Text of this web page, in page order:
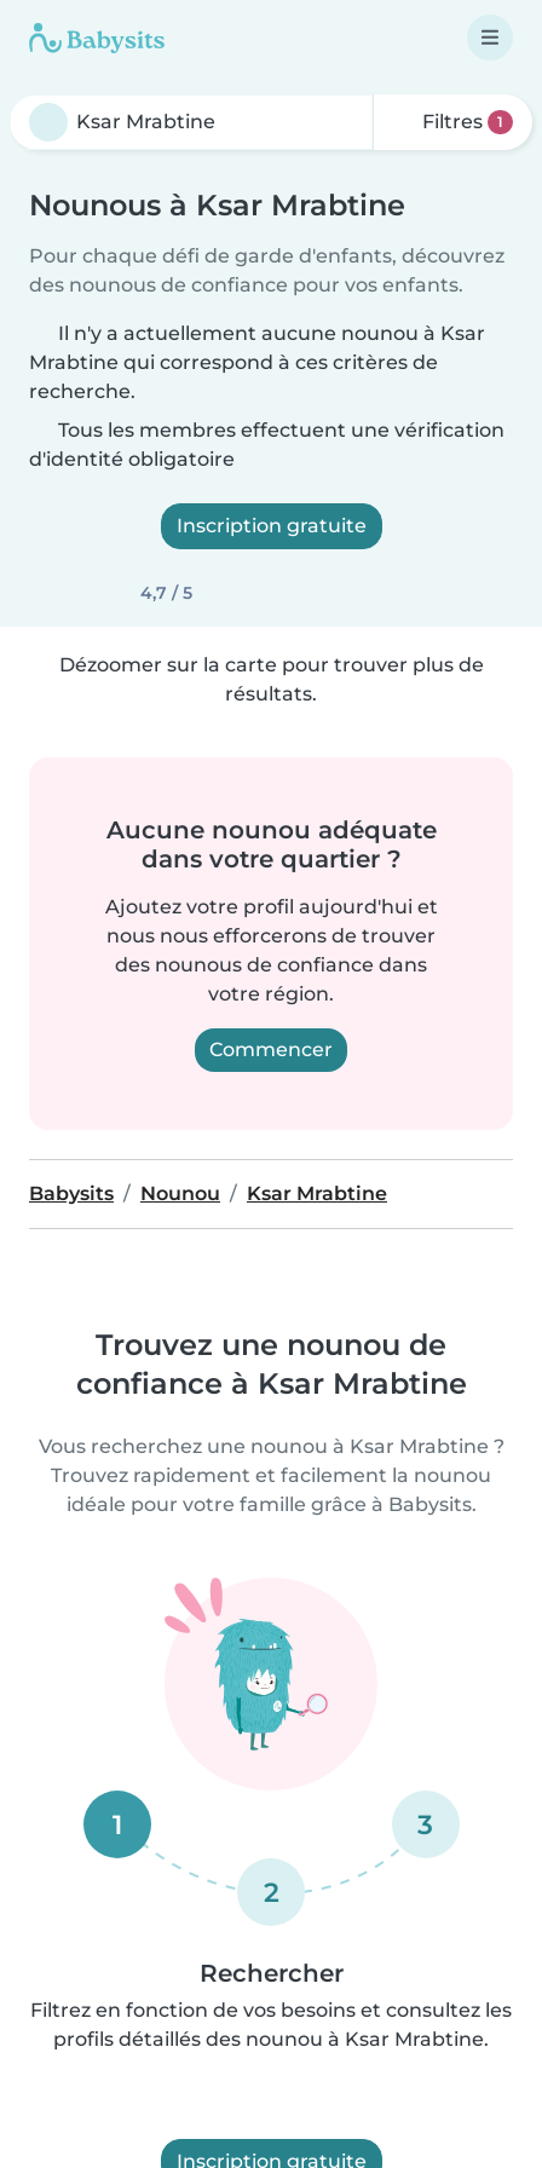
Filtres 1
Nounous à Ksar Mrabtine
Pour chaque défi de garde d'enfants, découvrez
des nounous de confiance pour vos enfants.
Il n'y a actuellement aucune nounou à Ksar
Mrabtine qui correspond à ces critères de
recherche.
Tous les membres effectuent une vérification
d'identité obligatoire
Inscription gratuite
4,7 / 5
Dézoomer sur la carte pour trouver plus de
résultats.
Aucune nounou adéquate
dans votre quartier ?
Ajoutez votre profil aujourd'hui et
nous nous efforcerons de trouver
des nounous de confiance dans
votre région.
Commencer
Babysits Nounou Ksar Mrabtine
Trouvez une nounou de
confiance à Ksar Mrabtine
Vous recherchez une nounou à Ksar Mrabtine ?
Trouvez rapidement et facilement la nounou
idéale pour votre famille grâce à Babysits.
1
2
3
Rechercher
Filtrez en fonction de vos besoins et consultez les
profils détaillés des nounou à Ksar Mrabtine.
Inscription gratuite